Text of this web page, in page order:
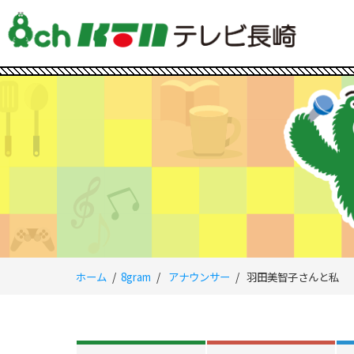
ホーム 8gram アナウンサー 羽田美智子さんと私